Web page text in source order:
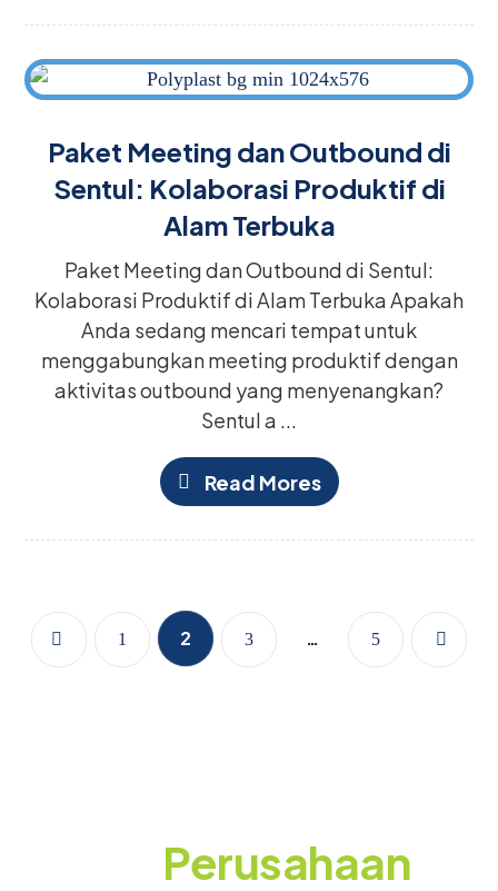
Paket Meeting dan Outbound di
Sentul: Kolaborasi Produktif di
Alam Terbuka
Paket Meeting dan Outbound di Sentul:
Kolaborasi Produktif di Alam Terbuka Apakah
Anda sedang mencari tempat untuk
menggabungkan meeting produktif dengan
aktivitas outbound yang menyenangkan?
Sentul a ...
Read Mores
1 2 3 … 5
Perusahaan